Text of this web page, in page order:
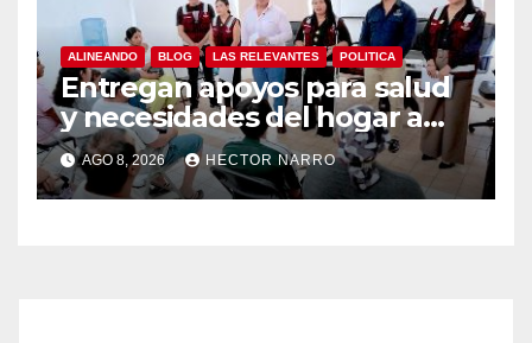
ALINEANDO BLOG LAS RELEVANTES POLITICA
Entregan apoyos para salud
y necesidades del hogar a
familias de Cabo San Lucas
AGO 8, 2026 HECTOR NARRO